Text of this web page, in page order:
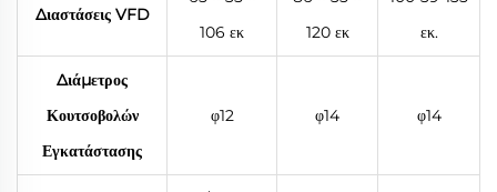
Διαστάσεις VFD
106 εκ
120 εκ
εκ.
Διάμετρος
Κουτσοβολών
Εγκατάστασης
φ12 φ14 φ14